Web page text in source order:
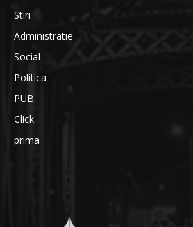
Stiri
Administratie
Social
Politica
PUB
Click
prima